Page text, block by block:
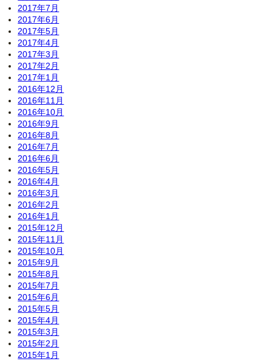
2017年7月
2017年6月
2017年5月
2017年4月
2017年3月
2017年2月
2017年1月
2016年12月
2016年11月
2016年10月
2016年9月
2016年8月
2016年7月
2016年6月
2016年5月
2016年4月
2016年3月
2016年2月
2016年1月
2015年12月
2015年11月
2015年10月
2015年9月
2015年8月
2015年7月
2015年6月
2015年5月
2015年4月
2015年3月
2015年2月
2015年1月